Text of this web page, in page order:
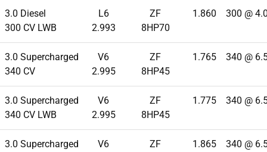
3.0 Diesel
300 CV LWB
L6
2.993
ZF
8HP70
1.860 300 @
3.0 Supercharged
340 CV
V6
2.995
ZF
8HP45
1.765 340 @
3.0 Supercharged
340 CV LWB
V6
2.995
ZF
8HP45
1.775 340 @
3.0 Supercharged
V6
ZF
1.865 340 @